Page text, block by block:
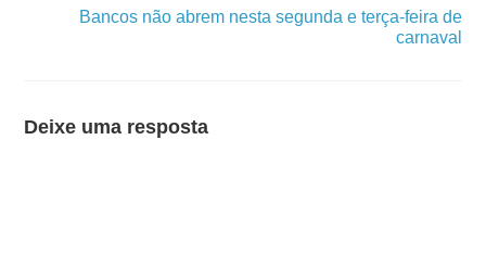
Bancos não abrem nesta segunda e terça-feira de
carnaval
Deixe uma resposta